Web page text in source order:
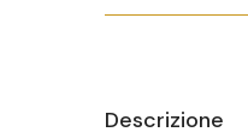
Descrizione